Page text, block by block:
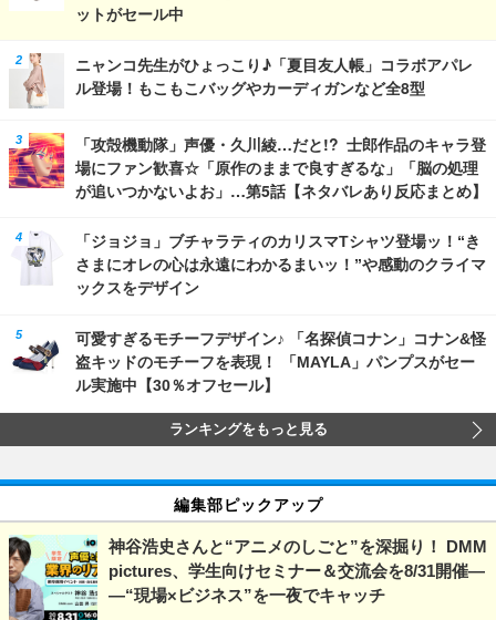
ットがセール中
ニャンコ先生がひょっこり♪「夏目友人帳」コラボアパレ
ル登場！もこもこバッグやカーディガンなど全8型
「攻殻機動隊」声優・久川綾…だと!? 士郎作品のキャラ登
場にファン歓喜☆「原作のままで良すぎるな」「脳の処理
が追いつかないよお」…第5話【ネタバレあり反応まとめ】
「ジョジョ」ブチャラティのカリスマTシャツ登場ッ！“き
さまにオレの心は永遠にわかるまいッ！”や感動のクライマ
ックスをデザイン
可愛すぎるモチーフデザイン♪ 「名探偵コナン」コナン&怪
盗キッドのモチーフを表現！ 「MAYLA」パンプスがセー
ル実施中【30％オフセール】
ランキングをもっと見る
編集部ピックアップ
神谷浩史さんと“アニメのしごと”を深掘り！ DMM
pictures、学生向けセミナー＆交流会を8/31開催―
―“現場×ビジネス”を一夜でキャッチ